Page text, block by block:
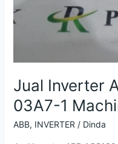
Jual Inverter
03A7-1
ABB, INVERTER / Dinda